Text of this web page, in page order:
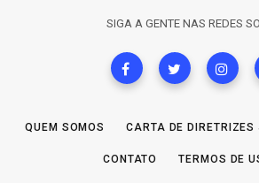
SIGA A GENTE NAS REDES
QUEM SOMOS CARTA DE
CONTATO TERMOS DE